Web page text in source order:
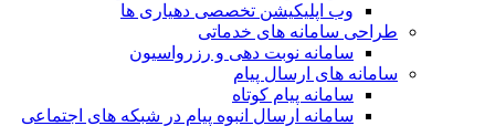
وب اپلیکیشن تخصصی دهیاری ها
طراحی سامانه های خدماتی
سامانه نوبت دهی و رزرواسیون
سامانه های ارسال پیام
سامانه پیام کوتاه
سامانه ارسال انبوه پیام در شبکه های اجتماعی